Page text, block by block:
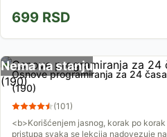
699 RSD
Nema na stanju
Osnove programiranja za 24 časa
(190)
(101)
<b>Korišćenjem jasnog, korak po korak
pristupa svaka se lekcija nadovezuje na